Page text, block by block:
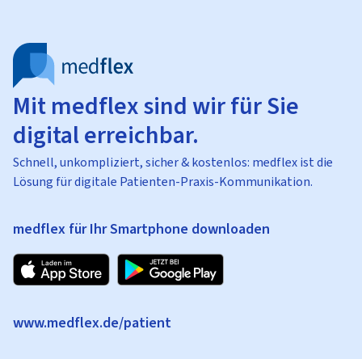
Mit medflex sind wir für Sie
digital erreichbar.
Schnell, unkompliziert, sicher & kostenlos: medflex ist die
Lösung für digitale Patienten-Praxis-Kommunikation.
medflex für Ihr Smartphone downloaden
www.medflex.de/patient